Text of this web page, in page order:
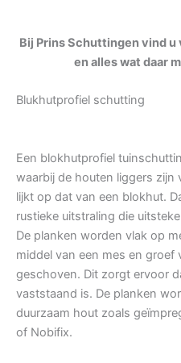
Bij Prins Schuttingen vind
en alles wat daar
Blukhutprofiel schutting
Een blokhutprofiel
waarbij de houten liggers zijn
lijkt op dat van een blokhut.
rustieke uitstraling die
De planken worden vlak op
middel van een mes en groef
geschoven. Dit zorgt ervoor
vaststaand is. De planken
duurzaam hout zoals
of Nobifix.